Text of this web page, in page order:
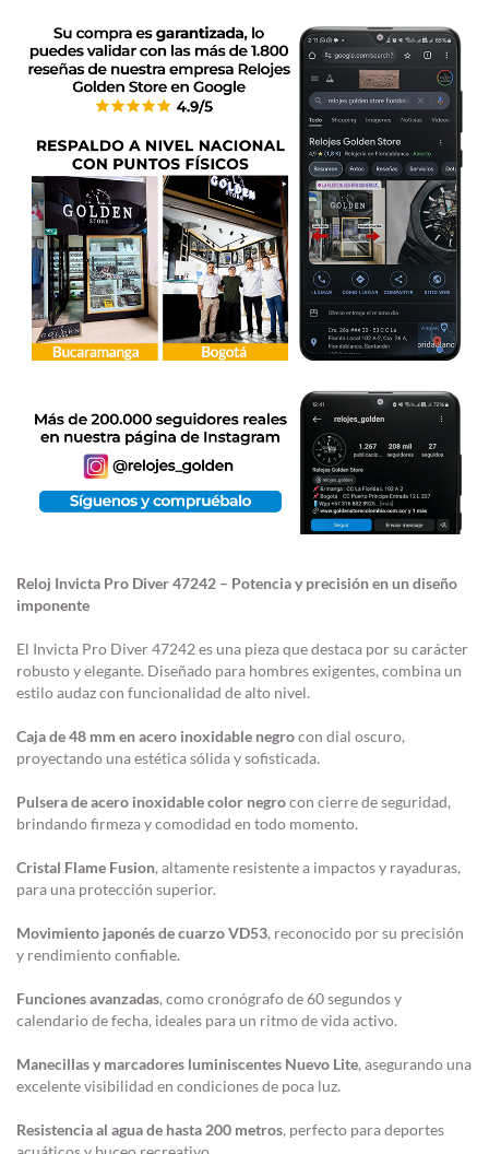
Reloj Invicta Pro Diver 47242 – Potencia y precisión en un diseño
imponente
El Invicta Pro Diver 47242 es una pieza que destaca por su carácter
robusto y elegante. Diseñado para hombres exigentes, combina un
estilo audaz con funcionalidad de alto nivel.
Caja de 48 mm en acero inoxidable negrocon dial oscuro,
proyectando una estética sólida y sofisticada.
Pulsera de acero inoxidable color negrocon cierre de seguridad,
brindando firmeza y comodidad en todo momento.
Cristal Flame Fusion, altamente resistente a impactos y rayaduras,
para una protección superior.
Movimiento japonés de cuarzo VD53, reconocido por su precisión
y rendimiento confiable.
Funciones avanzadas, como cronógrafo de 60 segundos y
calendario de fecha, ideales para un ritmo de vida activo.
Manecillas y marcadores luminiscentes Nuevo Lite, asegurando una
excelente visibilidad en condiciones de poca luz.
Resistencia al agua de hasta 200 metros, perfecto para deportes